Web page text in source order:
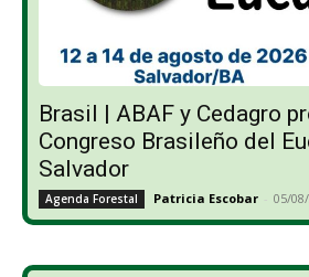
Brasil | ABAF y Cedagro
Congreso Brasileño del
Salvador
Agenda Forestal Patricia Escobar - 05/